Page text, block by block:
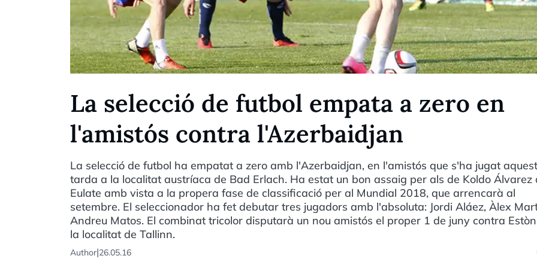
La selecció de futbol empata a zero en
l'amistós contra l'Azerbaidjan
La selecció de futbol ha empatat a zero amb l'Azerbaidjan, en l'amistós que s'ha jugat
tarda a la localitat austríaca de Bad Erlach. Ha estat un bon assaig per als de Koldo Álvarez
Eulate amb vista a la propera fase de classificació per al Mundial 2018, que arrencarà al
setembre. El seleccionador ha fet debutar tres jugadors amb l'absoluta: Jordi Aláez, Àlex
Andreu Matos. El combinat tricolor disputarà un nou amistós el proper 1 de juny contra
la localitat de Tallinn.
Author|26.05.16